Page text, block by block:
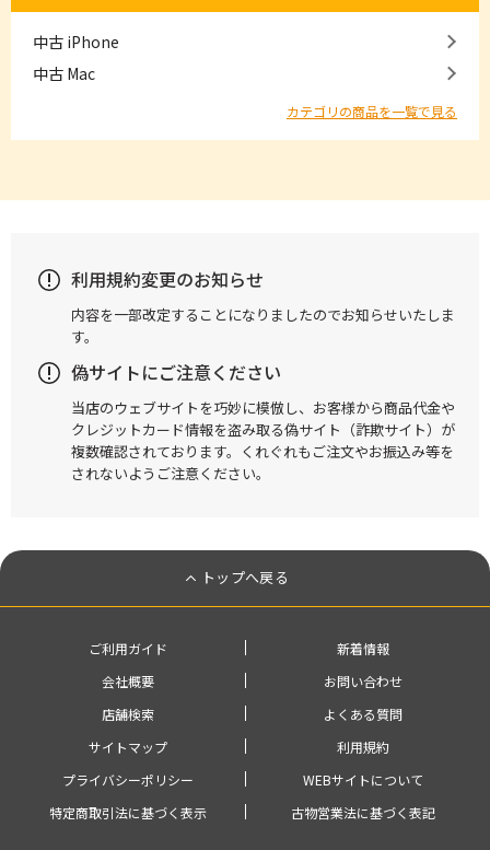
中古 iPhone
中古 Mac
カテゴリの商品を一覧で見る
利用規約変更のお知らせ
内容を一部改定することになりましたのでお知らせいたしま
す。
偽サイトにご注意ください
当店のウェブサイトを巧妙に模倣し、お客様から商品代金や
クレジットカード情報を盗み取る偽サイト（詐欺サイト）が
複数確認されております。くれぐれもご注文やお振込み等を
されないようご注意ください。
トップへ戻る
ご利用ガイド
新着情報
会社概要
お問い合わせ
店舗検索
よくある質問
サイトマップ
利用規約
プライバシーポリシー
WEBサイトについて
特定商取引法に基づく表示
古物営業法に基づく表記